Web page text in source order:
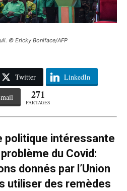
© Ericky Boniface/AFP
Twitter LinkedIn
271
PARTAGES
politique intéressante
du Covid:
donnés par l’Union
utiliser des remèdes